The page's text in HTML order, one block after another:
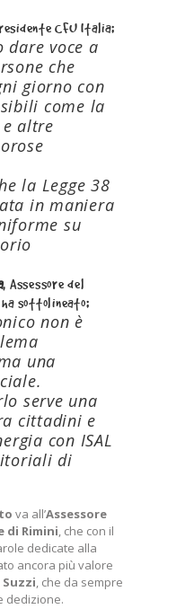
CFU Italia:
dare voce a
che
giorno con
come la
altre
la Legge 38
in maniera
su
, Assessore del
ha sottolineato:
non è
una
serve una
cittadini e
con ISAL
di
va all’Assessore
di Rimini, che con il
dedicate alla
ancora più valore
, che da sempre
dedizione.